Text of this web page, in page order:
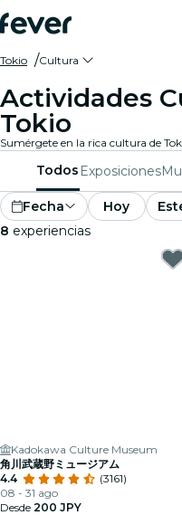
Tokio Cultura
Actividades
Tokio
Todos Exposiciones
Fecha Hoy
8 experiencias
Kadokawa Culture Museum
角川武蔵野ミュージアム
4.4
(3161)
08 - 31 ago
Desde 200 JPY